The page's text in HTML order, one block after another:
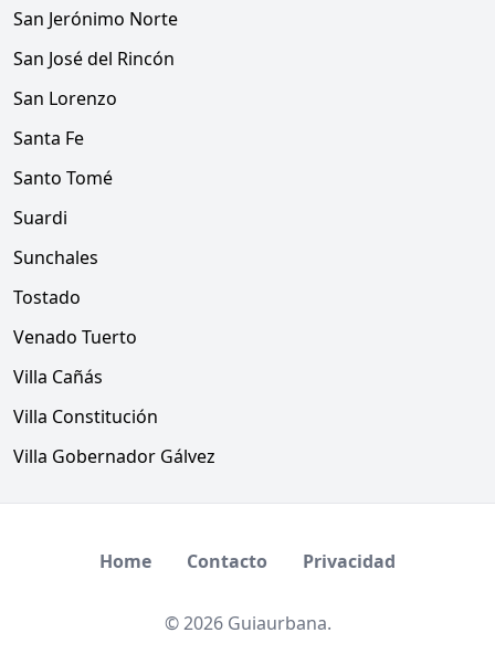
San Jerónimo Norte
San José del Rincón
San Lorenzo
Santa Fe
Santo Tomé
Suardi
Sunchales
Tostado
Venado Tuerto
Villa Cañás
Villa Constitución
Villa Gobernador Gálvez
Home Contacto Privacidad
© 2026 Guiaurbana.